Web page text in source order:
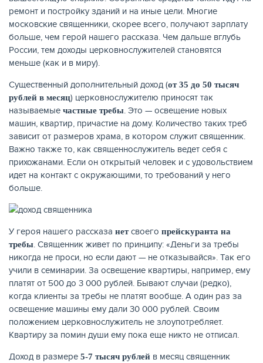
ремонт и постройку зданий и на иные цели. Многие
московские священники, скорее всего, получают зарплату
больше, чем герой нашего рассказа. Чем дальше вглубь
России, тем доходы церковнослужителей становятся
меньше (как и в миру).
Существенный дополнительный доход (от 35 до 50 тысяч
рублей в месяц) церковнослужителю приносят так
называемые частные требы. Это — освещение новых
машин, квартир, причастие на дому. Количество таких треб
зависит от размеров храма, в котором служит священник.
Важно также то, как священнослужитель ведет себя с
прихожанами. Если он открытый человек и с удовольствием
идет на контакт с окружающими, то требований у него
больше.
У героя нашего рассказа нетсвоего прейскуранта на
требы. Священник живет по принципу: «Деньги за требы
никогда не проси, но если дают — не отказывайся». Так его
учили в семинарии. За освещение квартиры, например, ему
платят от 500 до 3 000 рублей. Бывают случаи (редко),
когда клиенты за требы не платят вообще. А один раз за
освещение машины ему дали 30 000 рублей. Своим
положением церковнослужитель не злоупотребляет.
Квартиру за помин души ему пока еще никто не отписал.
Доход в размере 5-7 тысяч рублей в месяц священник